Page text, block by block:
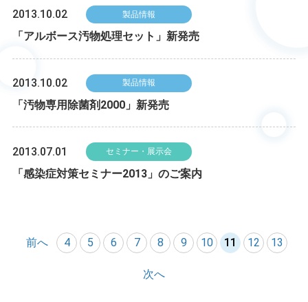
2013.10.02 製品情報
「アルボース汚物処理セット」新発売
2013.10.02 製品情報
「汚物専用除菌剤2000」新発売
2013.07.01 セミナー・展示会
「感染症対策セミナー2013」のご案内
前へ 4 5 6 7 8 9 10 11 12 13
次へ